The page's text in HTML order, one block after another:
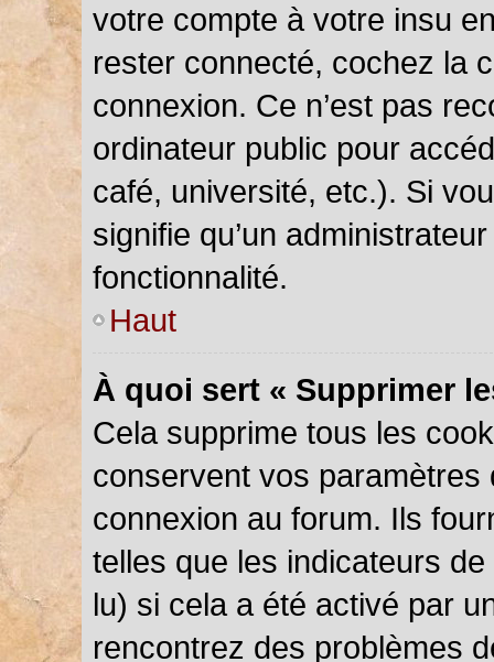
votre compte à votre insu
rester connecté, cochez la
connexion. Ce n’est pas
ordinateur public pour
café, université, etc.). Si
signifie qu’un
fonctionnalité.
Haut
À quoi sert « Supprimer
Cela supprime tous les
conservent vos paramètres
connexion au forum. Ils
telles que les indicateurs
lu) si cela a été activé par
rencontrez des problèmes